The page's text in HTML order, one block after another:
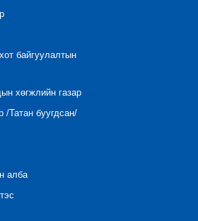
байгуулалтын
хөгжлийн газар
/Татан буугдсан/
алба